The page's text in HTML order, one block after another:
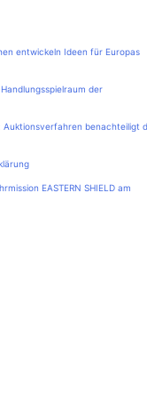
entwickeln Ideen für Europas
der
Auktionsverfahren benachteiligt
EASTERN SHIELD am